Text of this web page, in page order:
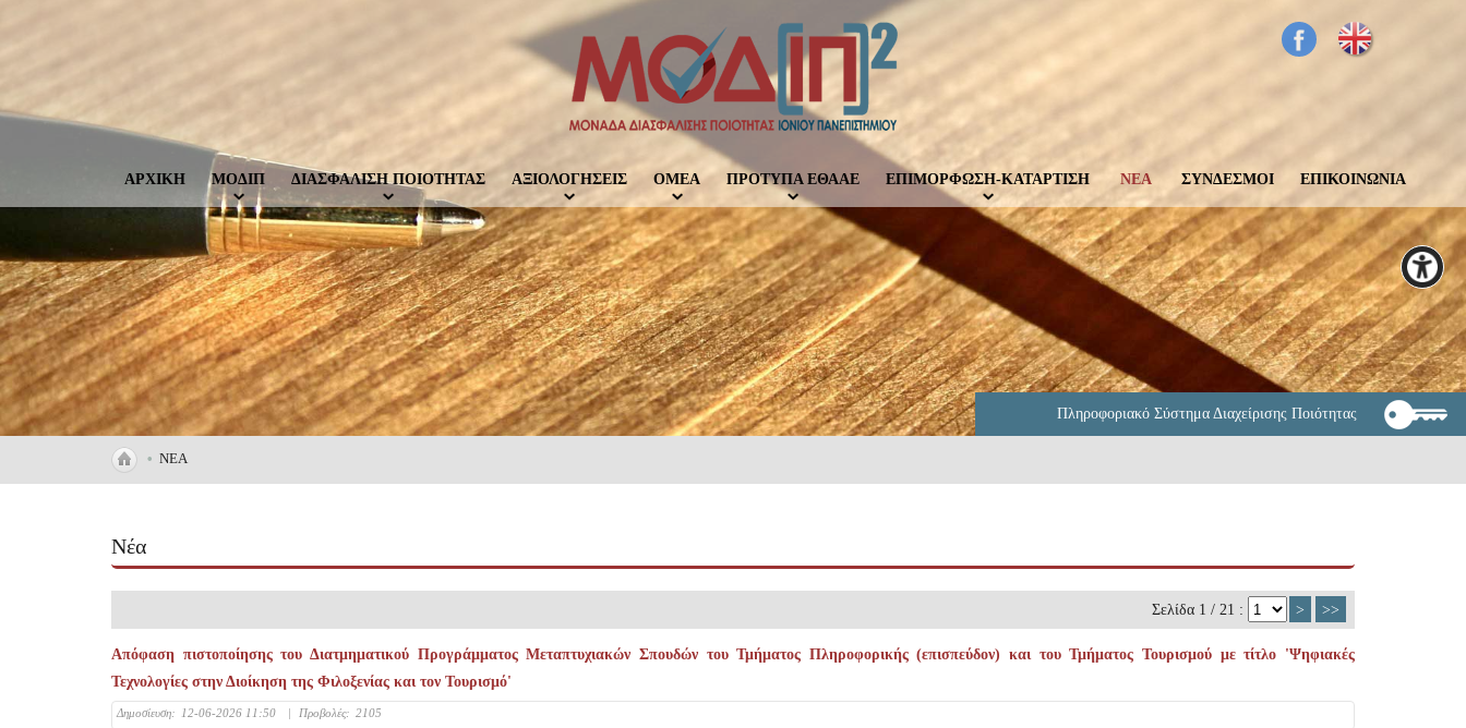
ΑΡΧΙΚΗ ΜΟΔΙΠ ΔΙΑΣΦΑΛΙΣΗ ΠΟΙΟΤΗΤΑΣ ΑΞΙΟΛΟΓΗΣΕΙΣ ΟΜΕΑ ΠΡΟΤΥΠΑ ΕΘΑΑΕ ΕΠΙΜΟΡΦΩΣΗ-ΚΑΤΑΡΤΙΣΗ ΝΕΑ ΣΥΝΔΕΣΜΟΙ ΕΠΙΚΟΙΝΩΝΙΑ
Πληροφοριακό Σύστημα Διαχείρισης Ποιότητας
• ΝΕΑ
Νέα
Σελίδα 1 / 21 : > >>
Απόφαση πιστοποίησης του Διατμηματικού Προγράμματος Μεταπτυχιακών Σπουδών του Τμήματος Πληροφορικής (επισπεύδον) και του Τμήματος Τουρισμού με τίτλο 'Ψηφιακές
Τεχνολογίες στην Διοίκηση της Φιλοξενίας και τον Τουρισμό'
Δημοσίευση: 12-06-2026 11:50 | Προβολές: 2105